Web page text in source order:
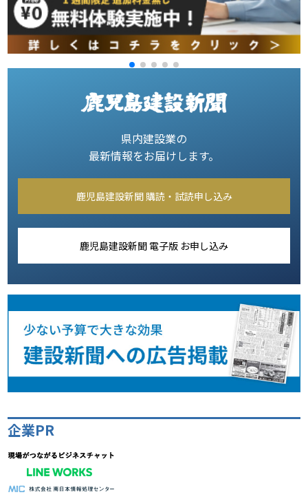
県内建設業の
最新情報をお届けします。
鹿児島建設新聞 購読・試読申し込み
鹿児島建設新聞 電子版 お申し込み
企業PR